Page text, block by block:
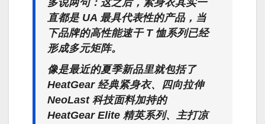
多说两句： 这之后，紧身衣其实一
直都是 UA 最具代表性的产品，当
下品牌的高性能速干 T 恤系列已经
形成多元矩阵。
像是最近的夏季新品里就包括了
HeatGear 经典紧身衣、四向拉伸
NeoLast 科技面料加持的
HeatGear Elite 精英系列、主打凉